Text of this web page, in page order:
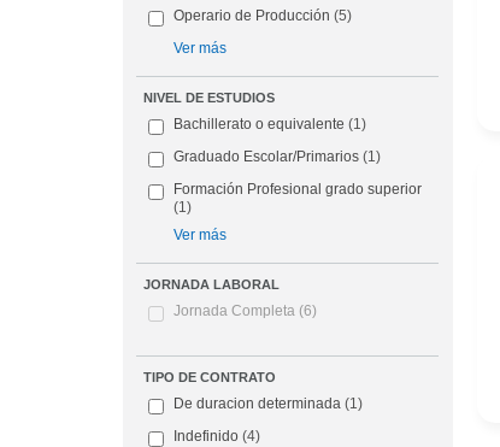
Operario de Producción (5)
Ver más
NIVEL DE ESTUDIOS
Bachillerato o equivalente (1)
Graduado Escolar/Primarios (1)
Formación Profesional grado superior
(1)
Ver más
JORNADA LABORAL
Jornada Completa (6)
TIPO DE CONTRATO
De duracion determinada (1)
Indefinido (4)